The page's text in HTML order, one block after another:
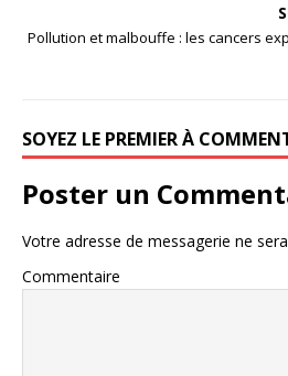
Pollution et malbouffe : les cancers
SOYEZ LE PREMIER À
Poster un
Votre adresse de messagerie ne
Commentaire